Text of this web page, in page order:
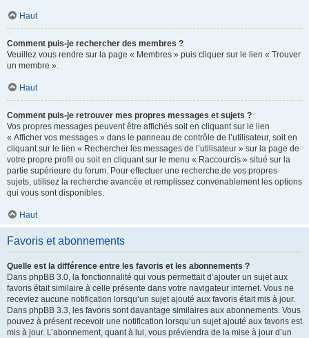
Haut
Comment puis-je rechercher des membres ?
Veuillez vous rendre sur la page « Membres » puis cliquer sur le lien « Trouver
un membre ».
Haut
Comment puis-je retrouver mes propres messages et sujets ?
Vos propres messages peuvent être affichés soit en cliquant sur le lien
« Afficher vos messages » dans le panneau de contrôle de l’utilisateur, soit en
cliquant sur le lien « Rechercher les messages de l’utilisateur » sur la page de
votre propre profil ou soit en cliquant sur le menu « Raccourcis » situé sur la
partie supérieure du forum. Pour effectuer une recherche de vos propres
sujets, utilisez la recherche avancée et remplissez convenablement les options
qui vous sont disponibles.
Haut
Favoris et abonnements
Quelle est la différence entre les favoris et les abonnements ?
Dans phpBB 3.0, la fonctionnalité qui vous permettait d’ajouter un sujet aux
favoris était similaire à celle présente dans votre navigateur internet. Vous ne
receviez aucune notification lorsqu’un sujet ajouté aux favoris était mis à jour.
Dans phpBB 3.3, les favoris sont davantage similaires aux abonnements. Vous
pouvez à présent recevoir une notification lorsqu’un sujet ajouté aux favoris est
mis à jour. L’abonnement, quant à lui, vous préviendra de la mise à jour d’un